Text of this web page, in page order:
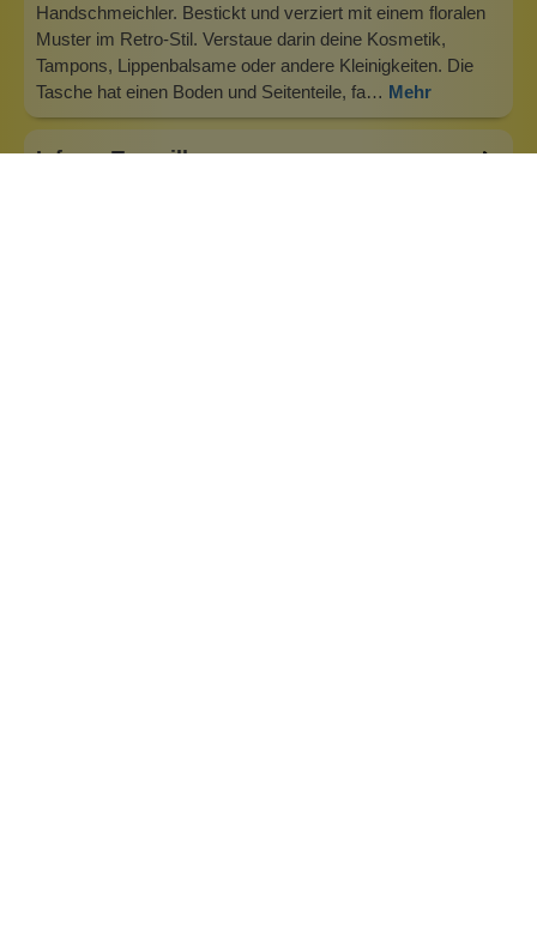
Handschmeichler. Bestickt und verziert mit einem floralen
Muster im Retro-Stil. Verstaue darin deine Kosmetik,
Tampons, Lippenbalsame oder andere Kleinigkeiten. Die
Tasche hat einen Boden und Seitenteile, fa… Mehr
Info zu Tranqillo